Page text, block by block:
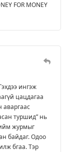
FOR MONEY
ингэж
цацдагаа
аваргаас
туршид” нь
журмыг
байдаг. Одоо
бгаа. Тэр